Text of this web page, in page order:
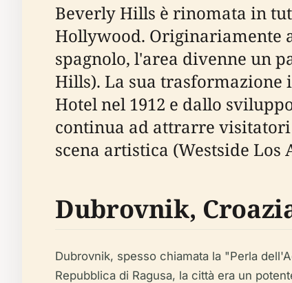
Beverly Hills è rinomata in
Hollywood. Originariamente
spagnolo, l'area divenne un
Hills). La sua trasformazione
Hotel nel 1912 e dallo
continua ad attrarre
scena artistica (Westside Los
Dubrovnik,
Dubrovnik, spesso chiamata la "Perla
Repubblica di Ragusa, la città era un